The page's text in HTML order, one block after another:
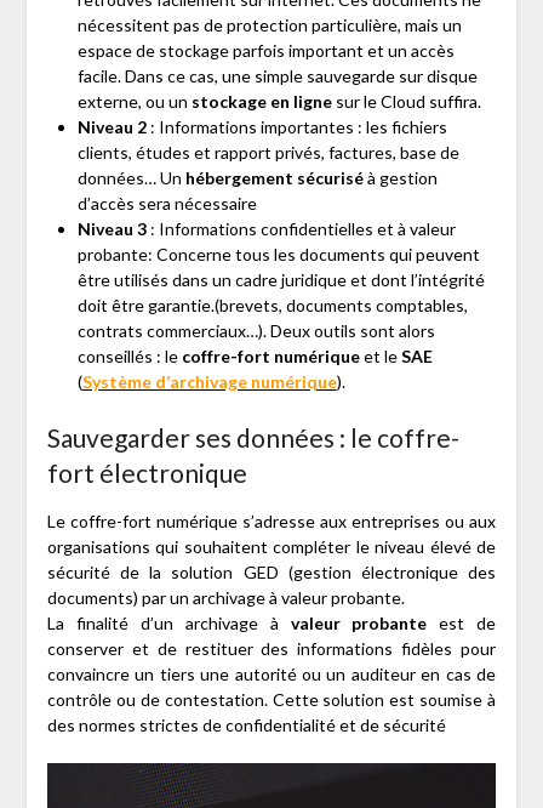
nécessitent pas de protection particulière, mais un
espace de stockage parfois important et un accès
facile. Dans ce cas, une simple sauvegarde sur disque
externe, ou un stockage en lignesur le Cloud suffira.
Niveau 2: Informations importantes : les fichiers
clients, études et rapport privés, factures, base de
données… Un hébergement sécuriséà gestion
d’accès sera nécessaire
Niveau 3: Informations confidentielles et à valeur
probante: Concerne tous les documents qui peuvent
être utilisés dans un cadre juridique et dont l’intégrité
doit être garantie.(brevets, documents comptables,
contrats commerciaux…). Deux outils sont alors
conseillés : le coffre-fort numériqueet leSAE
(Système d’archivage numérique).
Sauvegarder ses données : le coffre-
fort électronique
Le coffre-fort numérique s’adresse aux entreprises ou aux
organisations qui souhaitent compléter le niveau élevé de
sécurité de la solution GED (gestion électronique des
documents) par un archivage à valeur probante.
La finalité d’un archivage à valeur probante est de
conserver et de restituer des informations fidèles pour
convaincre un tiers une autorité ou un auditeur en cas de
contrôle ou de contestation. Cette solution est soumise à
des normes strictes de confidentialité et de sécurité